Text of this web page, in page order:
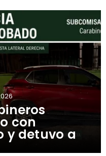
con
y detuvo a